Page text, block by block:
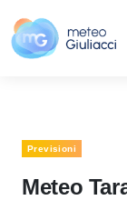
Previsioni
Meteo